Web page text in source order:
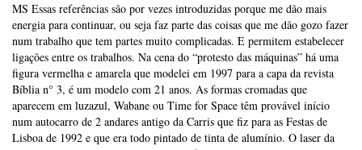
MS Essas referências são por vezes introduzidas porque me dão mais
energia para continuar, ou seja faz parte das coisas que me dão gozo fazer
num trabalho que tem partes muito complicadas. E permitem estabelecer
ligações entre os trabalhos. Na cena do “protesto das máquinas” há uma
figura vermelha e amarela que modelei em 1997 para a capa da revista
Bíblia n° 3, é um modelo com 21 anos. As formas cromadas que
aparecem em luzazul, Wabane ou Time for Space têm provável início
num autocarro de 2 andares antigo da Carris que fiz para as Festas de
Lisboa de 1992 e que era todo pintado de tinta de alumínio. O laser da